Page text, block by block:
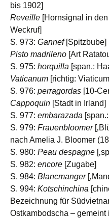
bis 1902]
Reveille [Hornsignal in
Weckruf]
S. 973: Gannef[Spitzbube]
Pisto madrileno [Art
S. 975: horquilla [span.:
Vaticanum [richtig:
S. 976: perragordas [10-
Cappoquin [Stadt in Irland]
S. 977: embarazada
S. 979: Frauenbloomer
nach Amelia J. Bloomer
S. 980: Peau despagne
S. 982: encore [Zugabe]
S. 984: Blancmanger
S. 994: Kotschinchina
Bezeichnung für
Ostkambodscha –